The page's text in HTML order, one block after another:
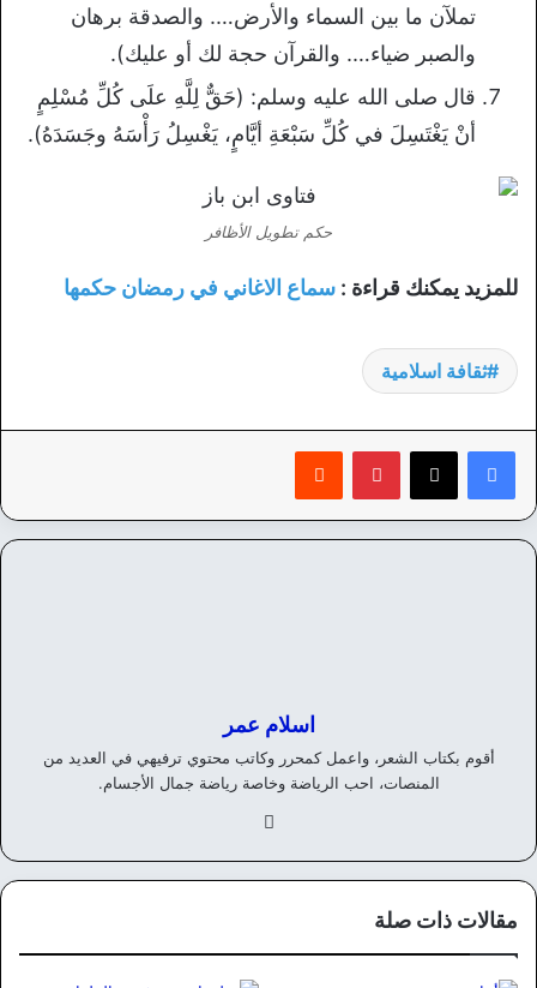
تملآن ما بين السماء والأرض…. والصدقة برهان
والصبر ضياء…. والقرآن حجة لك أو عليك).
قال صلى الله عليه وسلم: (حَقٌّ لِلَّهِ علَى كُلِّ مُسْلِمٍ
أنْ يَغْتَسِلَ في كُلِّ سَبْعَةِ أيَّامٍ، يَغْسِلُ رَأْسَهُ وجَسَدَهُ).
حكم تطويل الأظافر
للمزيد يمكنك قراءة : سماع الاغاني في رمضان حكمها
ثقافة اسلامية
بينتيريست
اسلام عمر
أقوم بكتاب الشعر، واعمل كمحرر وكاتب محتوي ترفيهي في العديد من
المنصات، احب الرياضة وخاصة رياضة جمال الأجسام.
وك
مقالات ذات صلة